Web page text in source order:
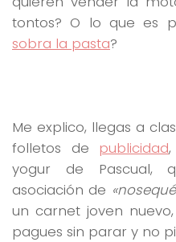
tontos? O lo que es
sobra la pasta?
Me explico, llegas a
folletos de publicidad
yogur de Pascual,
asociación de
un carnet joven
pagues sin parar y no